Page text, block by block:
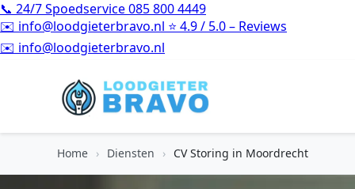
📞 24/7 Spoedservice085 800 4449
✉️ info@loodgieterbravo.nl ⭐ 4.9 / 5.0 – Reviews
⭐4.9 / 5.0 – Reviews
Home › Diensten › CV Storing in Moordrecht